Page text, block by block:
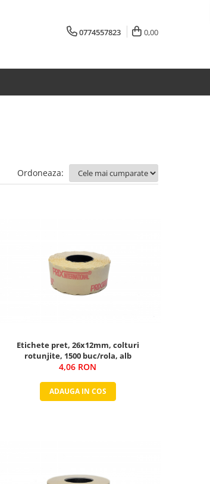
0774557823 0,00
Ordoneaza:
Etichete pret, 26x12mm, colturi
rotunjite, 1500 buc/rola, alb
4,06 RON
ADAUGA IN COS